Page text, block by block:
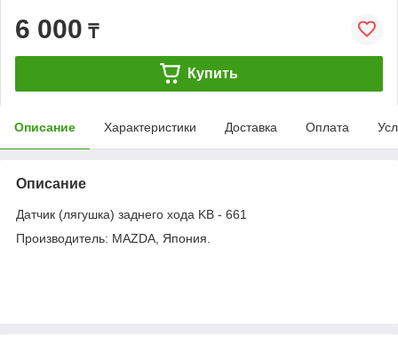
6 000 ₸
Купить
Описание Характеристики Доставка Оплата
Описание
Датчик (лягушка) заднего хода KB - 661
Производитель: MAZDA, Япония.